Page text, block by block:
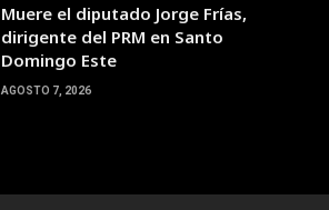
Muere el diputado Jorge Frías,
dirigente del PRM en Santo
Domingo Este
AGOSTO 7, 2026